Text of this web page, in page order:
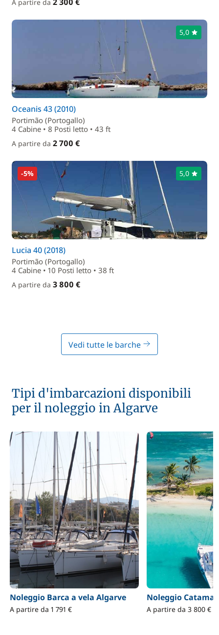
A partire da
5,0
Oceanis 43 (2010)
Portimão (Portogallo)
4 Cabine • 8 Posti letto • 43 ft
A partire da 2 700 €
-5% 5,0
Lucia 40 (2018)
Portimão (Portogallo)
4 Cabine • 10 Posti letto • 38 ft
A partire da 3 800 €
Vedi tutte le barche
Tipi d'imbarcazioni disponibili
per il noleggio in Algarve
Noleggio Barca a vela Algarve
A partire da 1 791 €
Noleggio
A partire da 3 800 €